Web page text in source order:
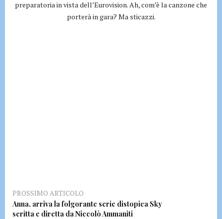
preparatoria in vista dell’Eurovision. Ah, com’è la canzone che
porterà in gara? Ma sticazzi.
PROSSIMO ARTICOLO
Anna, arriva la folgorante serie distopica Sky
scritta e diretta da Niccolò Ammaniti